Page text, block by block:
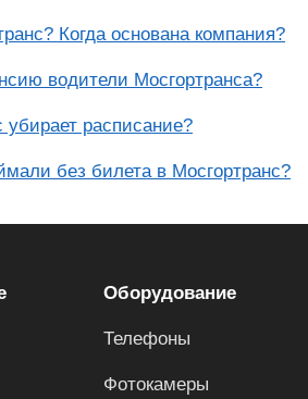
Когда основана компания?
водители Мосгортранса?
расписание?
без билета в Мосгортранс?
Оборудование
Телефоны
Фотокамеры